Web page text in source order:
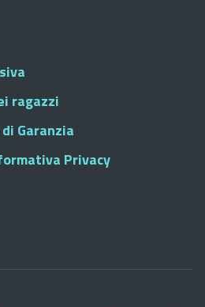
ragazzi
Garanzia
Privacy